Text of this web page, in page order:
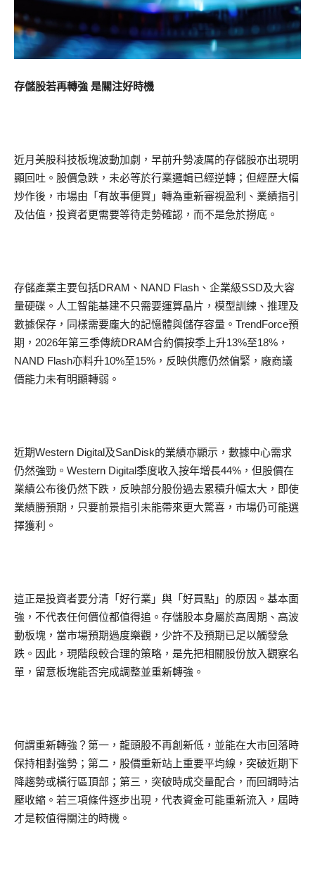
存儲股若再轉強 是關注好時機
近月美股科技板塊波動加劇，早前升勢凌厲的存儲股亦出現明
顯回吐。股價急跌，未必等於行業邏輯已經逆轉；但經歷大幅
炒作後，市場由「有故事便買」轉為重新審視盈利、業績指引
及估值，投資者更需要等待走勢確認，而不是急於撈底。
存儲產業主要包括DRAM、NAND Flash、企業級SSD及大容
量硬碟。人工智能基建不只需要運算晶片，模型訓練、推理及
數據保存，同樣需要龐大的記憶體與儲存容量。TrendForce預
期，2026年第三季傳統DRAM合約價按季上升13%至18%，
NAND Flash亦料升10%至15%，反映供應仍然偏緊，廠商議
價能力未有明顯轉弱。
近期Western Digital及SanDisk的業績亦顯示，數據中心需求
仍然強勁。Western Digital季度收入按年增長44%，但股價在
業績公布後仍然下跌，反映部分股份過去累積升幅太大，即使
業績勝預期，只要前景指引未能帶來更大驚喜，市場仍可能選
擇獲利。
這正是投資者要分清「好行業」與「好買點」的原因。基本面
強，不代表任何價位都值得追。存儲股本身屬於高周期、高波
動板塊，當市場預期過度樂觀，少許不及預期已足以觸發急
跌。因此，現階段較合理的策略，是先把相關股份放入觀察名
單，留意板塊能否完成調整並重新轉強。
何謂重新轉強？第一，龍頭股不再創新低，並能在大市回落時
保持相對強勢；第二，股價重新站上重要平均線，突破近期下
降趨勢或橫行區頂部；第三，突破時成交量配合，而回調時沽
壓收縮。若三項條件逐步出現，代表資金可能重新流入，屆時
才是較值得關注的時機。